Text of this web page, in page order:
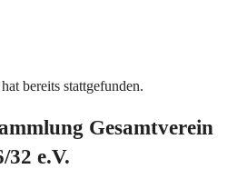
bereits stattgefunden.
Gesamtverein
32 e.V.